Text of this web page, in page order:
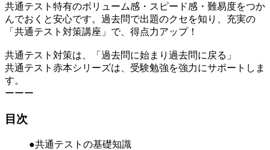
共通テスト特有のボリューム感・スピード感・難易度をつか
んでおくと安心です。過去問で出題のクセを知り、充実の
「共通テスト対策講座」で、得点力アップ！
共通テスト対策は、「過去問に始まり過去問に戻る」
共通テスト赤本シリーズは、受験勉強を強力にサポートしま
す。
ーーー
目次
●共通テストの基礎知識